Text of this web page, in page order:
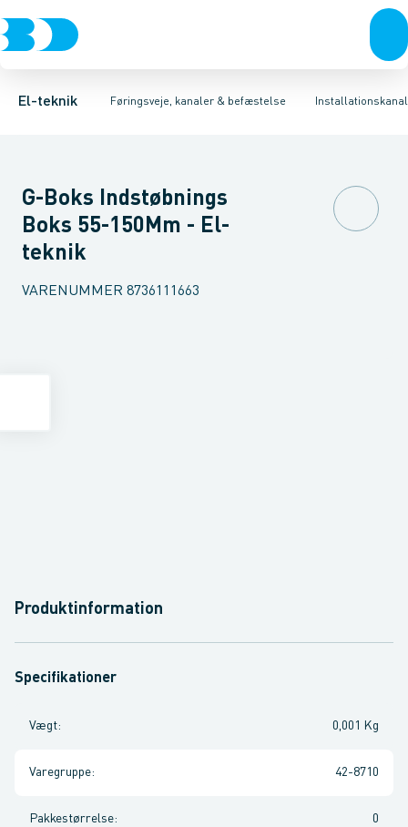
El-teknik Føringsveje, kanaler & befæstelse
Afbrydere, stikkontakter & lampeudtagForgreningsmateriel
Føringsveje Installationskanaler for gulvInstallationskanaler
Indsats for gulvkanalsystemTilbehør til gulvstander
G-Boks Indstøbnings
Boks 55-150Mm - El-
teknik
VARENUMMER 8736111663
Produktinformation
Specifikationer
Vægt: 0,001 Kg
Varegruppe: 42-8710
Pakkestørrelse: 0